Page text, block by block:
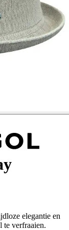
elegantie en
te verfraaien.